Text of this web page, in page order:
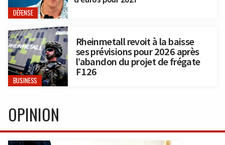
DÉFENSE
BUSINESS
Rheinmetall revoit à la baisse
ses prévisions pour 2026 après
l’abandon du projet de frégate
F126
OPINION